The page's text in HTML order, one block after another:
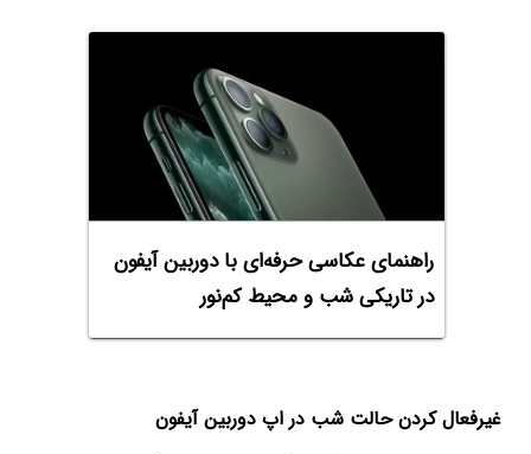
راهنمای عکاسی حرفه‌ای با دوربین آیفون
در تاریکی شب و محیط کم‌نور
غیرفعال کردن حالت شب در اپ دوربین آیفون